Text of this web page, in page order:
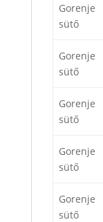
Gorenje
sütő
Gorenje
sütő
Gorenje
sütő
Gorenje
sütő
Gorenje
sütő